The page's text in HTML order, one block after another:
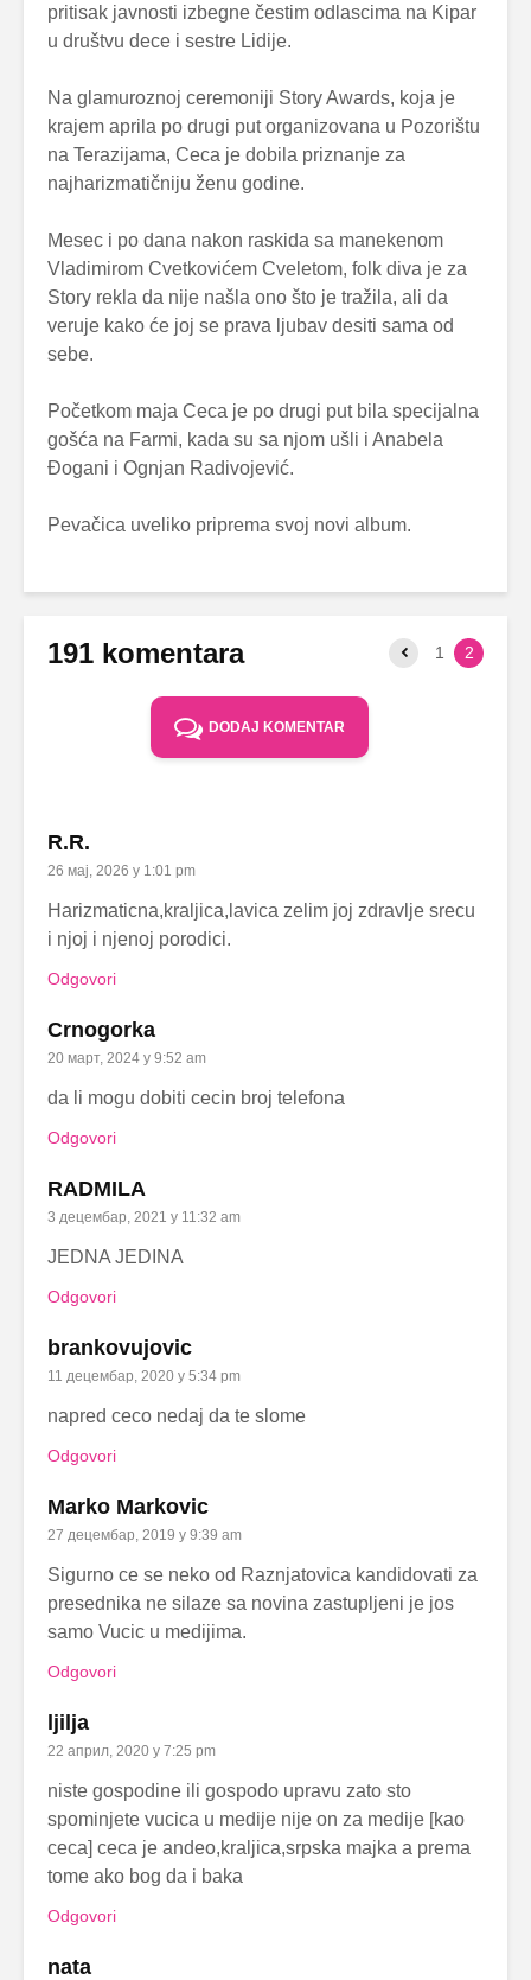
pritisak javnosti izbegne čestim odlascima na Kipar
u društvu dece i sestre Lidije.
Na glamuroznoj ceremoniji Story Awards, koja je
krajem aprila po drugi put organizovana u Pozorištu
na Terazijama, Ceca je dobila priznanje za
najharizmatičniju ženu godine.
Mesec i po dana nakon raskida sa manekenom
Vladimirom Cvetkovićem Cveletom, folk diva je za
Story rekla da nije našla ono što je tražila, ali da
veruje kako će joj se prava ljubav desiti sama od
sebe.
Početkom maja Ceca je po drugi put bila specijalna
gošća na Farmi, kada su sa njom ušli i Anabela
Đogani i Ognjan Radivojević.
Pevačica uveliko priprema svoj novi album.
191 komentara 1 2
DODAJ KOMENTAR
R.R.
26 мај, 2026 у 1:01 pm
Harizmaticna,kraljica,lavica zelim joj zdravlje srecu
i njoj i njenoj porodici.
Odgovori
Crnogorka
20 март, 2024 у 9:52 am
da li mogu dobiti cecin broj telefona
Odgovori
RADMILA
3 децембар, 2021 у 11:32 am
JEDNA JEDINA
Odgovori
brankovujovic
11 децембар, 2020 у 5:34 pm
napred ceco nedaj da te slome
Odgovori
Marko Markovic
27 децембар, 2019 у 9:39 am
Sigurno ce se neko od Raznjatovica kandidovati za
presednika ne silaze sa novina zastupljeni je jos
samo Vucic u medijima.
Odgovori
ljilja
22 април, 2020 у 7:25 pm
niste gospodine ili gospodo upravu zato sto
spominjete vucica u medije nije on za medije [kao
ceca] ceca je andeo,kraljica,srpska majka a prema
tome ako bog da i baka
Odgovori
nata